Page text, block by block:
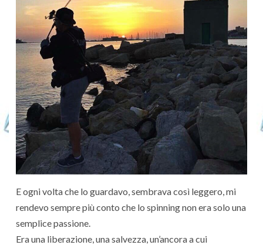
E ogni volta che lo guardavo, sembrava così leggero, mi
rendevo sempre più conto che lo spinning non era solo una
semplice passione.
Era una liberazione, una salvezza, un’ancora a cui